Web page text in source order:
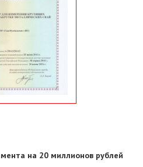
на 20 миллионов рублей